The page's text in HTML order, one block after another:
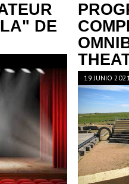
DE
19 JUNIO